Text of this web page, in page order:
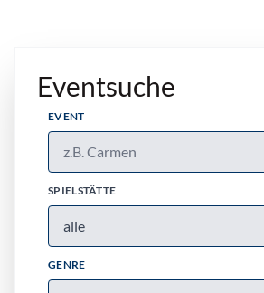
Eventsuche
EVENT
SPIELSTÄTTE
GENRE